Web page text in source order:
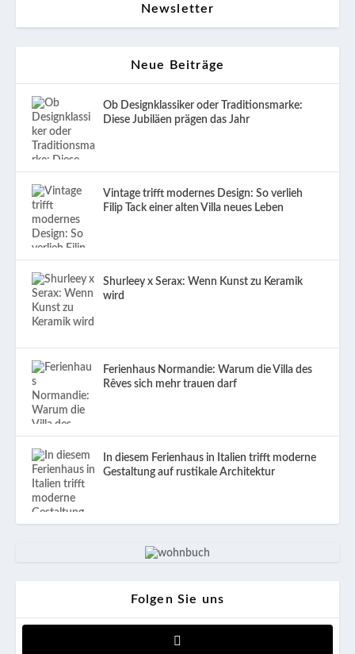
Newsletter
Neue Beiträge
Ob Designklassiker oder Traditionsmarke:
Diese Jubiläen prägen das Jahr
Vintage trifft modernes Design: So verlieh
Filip Tack einer alten Villa neues Leben
Shurleey x Serax: Wenn Kunst zu Keramik
wird
Ferienhaus Normandie: Warum die Villa des
Rêves sich mehr trauen darf
In diesem Ferienhaus in Italien trifft moderne
Gestaltung auf rustikale Architektur
Folgen Sie uns